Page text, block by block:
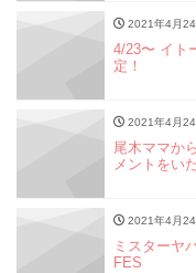
2021年4月24
4/23〜 イト
定！
2021年4月24
尾木ママか
メントをい
2021年4月24
ミスターヤ
FES